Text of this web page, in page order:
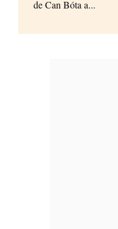
de Can Bóta a...